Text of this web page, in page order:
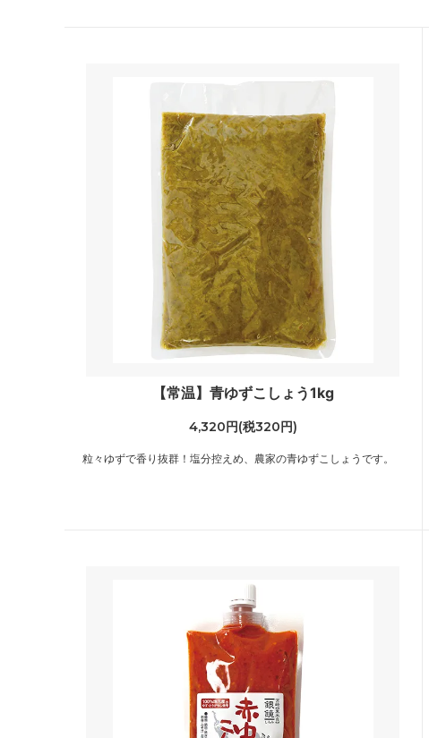
【常温】青ゆずこしょう1kg
4,320円(税320円)
粒々ゆずで香り抜群！塩分控えめ、農家の青ゆずこしょうです。